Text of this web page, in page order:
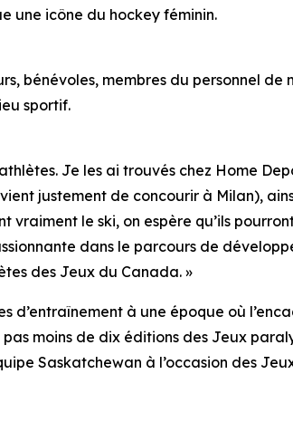
une icône du hockey féminin.
bénévoles, membres du personnel de
sportif.
Je les ai trouvés chez Home
justement de concourir à Milan),
vraiment le ski, on espère qu’ils
dans le parcours de
des Jeux du Canada. »
d’entraînement à une époque où
moins de dix éditions des Jeux
Saskatchewan à l’occasion des